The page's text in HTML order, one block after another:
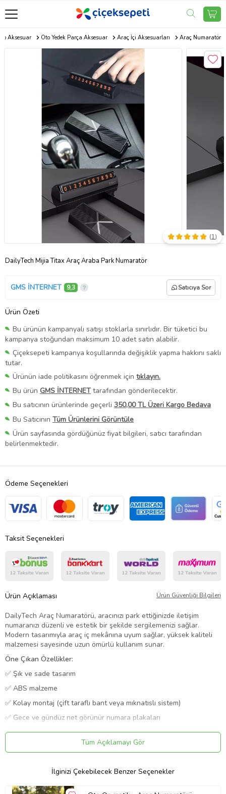
Aksesuar Oto Yedek Parça Aksesuar Araç İçi Aksesuarları Araç Numaratör
DailyTech Mijia Titax Araç Araba Park Numaratör
(1)
GMS İNTERNET 9,3 Satıcıya Sor
Ürün Özeti
Bu ürünün kampanyalı satışı stoklarla sınırlıdır. Bir tüketici bu
kampanya stoğundan maksimum 10 adet satın alabilir.
Çiçeksepeti kampanya koşullarında değişiklik yapma hakkını saklı
tutar.
Ürünün iade politikasını öğrenmek için tıklayın.
Bu ürün GMS İNTERNET tarafından gönderilecektir.
Bu satıcının ürünlerinde geçerli 350,00 TL Üzeri Kargo Bedava
Bu Satıcının Tüm Ürünlerini Görüntüle
Ürün sayfasında gördüğünüz fiyat bilgileri, satıcı tarafından
belirlenmektedir.
Ödeme Seçenekleri
Taksit Seçenekleri
Ürün Açıklaması Ürün Güvenliği Bilgileri
DailyTech Araç Numaratörü, aracınızı park ettiğinizde iletişim
numaranızı düzenli ve estetik bir şekilde sergilemenizi sağlar.
Modern tasarımıyla araç iç mekânına uyum sağlar, yüksek kaliteli
malzemesi sayesinde uzun ömürlü kullanım sunar.
Öne Çıkan Özellikler:
✅ Şık ve sade tasarım
✅ ABS malzeme
✅ Kolay montaj (çift taraflı bant veya mıknatıslı sistem)
✅ Gece ve gündüz net görünür numara plakaları
✅ Gizlenebilir numara sistemi (numaranızı dilediğiniz zaman
Otoparklarda, iş yerlerinde veya toplu yaşam alanlarında aracınızın
numarasını bırakmak istediğiniz her yerde ideal çözümdür.
Ürün Kodu:kcm74766777
Tüm Açıklamayı Gör
İlginizi Çekebilecek Benzer Seçenekler